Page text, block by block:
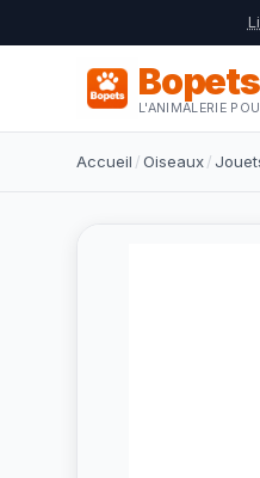
Bopets
L'ANIMALERIE
Accueil /Oiseaux/